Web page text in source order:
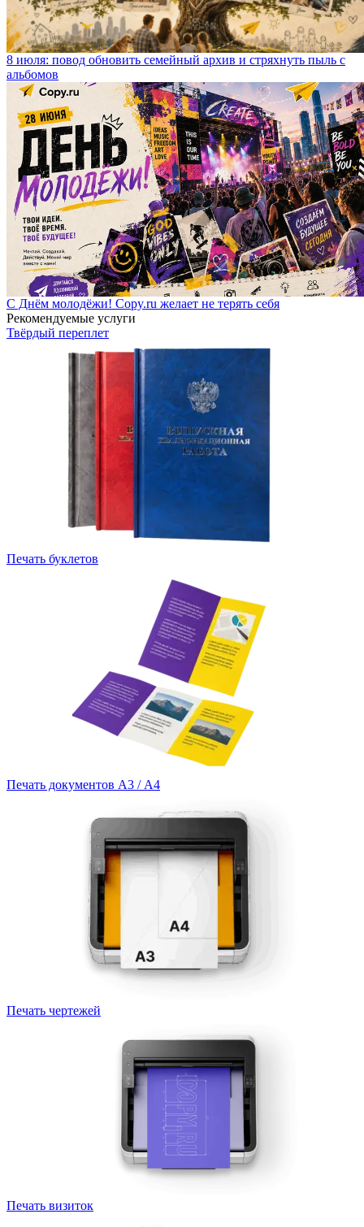
8 июля: повод обновить семейный архив и стряхнуть пыль с
альбомов
С Днём молодёжи! Copy.ru желает не терять себя
Рекомендуемые услуги
Твёрдый переплет
Печать буклетов
Печать документов А3 / А4
Печать чертежей
Печать визиток